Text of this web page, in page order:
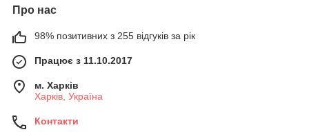
Про нас
98% позитивних з 255 відгуків за рік
Працює з 11.10.2017
м. Харків
Харків, Україна
Контакти